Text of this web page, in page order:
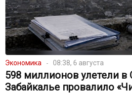
Экономика 08:38, 6 августа
598 миллионов улетели в
Забайкалье провалило